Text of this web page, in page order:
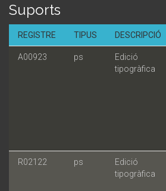
Suports
REGISTRE TIPUS DESCRIPCIÓ
A00923 ps
Edició
tipogràfica
R02122 ps
Edició
tipogràfica